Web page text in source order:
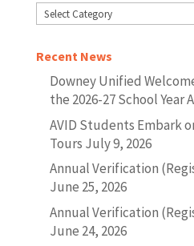
Categories
Recent News
Downey Unified
the 2026-27 School Year
AVID Students Embark
Tours July 9, 2026
Annual Verification
June 25, 2026
Annual Verification
June 24, 2026